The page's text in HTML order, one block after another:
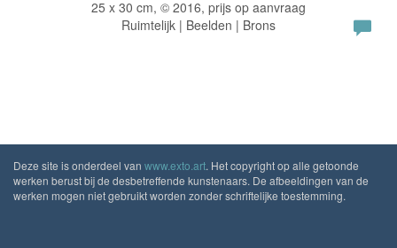
25 x 30 cm, © 2016, prijs op aanvraag
Ruimtelijk | Beelden | Brons
Deze site is onderdeel van www.exto.art. Het copyright op alle getoonde
werken berust bij de desbetreffende kunstenaars. De afbeeldingen van de
werken mogen niet gebruikt worden zonder schriftelijke toestemming.